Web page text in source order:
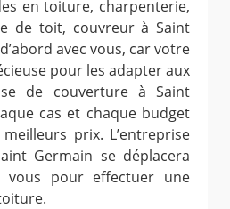
en toiture, charpenterie,
de toit, couvreur à Saint
avec vous, car votre
pour les adapter aux
de couverture à Saint
cas et chaque budget
prix. L’entreprise
Germain se déplacera
vous pour effectuer une